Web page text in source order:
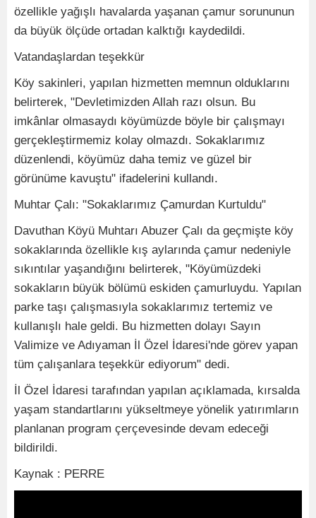
özellikle yağışlı havalarda yaşanan çamur sorununun
da büyük ölçüde ortadan kalktığı kaydedildi.
Vatandaşlardan teşekkür
Köy sakinleri, yapılan hizmetten memnun olduklarını
belirterek, "Devletimizden Allah razı olsun. Bu
imkânlar olmasaydı köyümüzde böyle bir çalışmayı
gerçekleştirmemiz kolay olmazdı. Sokaklarımız
düzenlendi, köyümüz daha temiz ve güzel bir
görünüme kavuştu" ifadelerini kullandı.
Muhtar Çalı: "Sokaklarımız Çamurdan Kurtuldu"
Davuthan Köyü Muhtarı Abuzer Çalı da geçmişte köy
sokaklarında özellikle kış aylarında çamur nedeniyle
sıkıntılar yaşandığını belirterek, "Köyümüzdeki
sokakların büyük bölümü eskiden çamurluydu. Yapılan
parke taşı çalışmasıyla sokaklarımız tertemiz ve
kullanışlı hale geldi. Bu hizmetten dolayı Sayın
Valimize ve Adıyaman İl Özel İdaresi'nde görev yapan
tüm çalışanlara teşekkür ediyorum" dedi.
İl Özel İdaresi tarafından yapılan açıklamada, kırsalda
yaşam standartlarını yükseltmeye yönelik yatırımların
planlanan program çerçevesinde devam edeceği
bildirildi.
Kaynak : PERRE